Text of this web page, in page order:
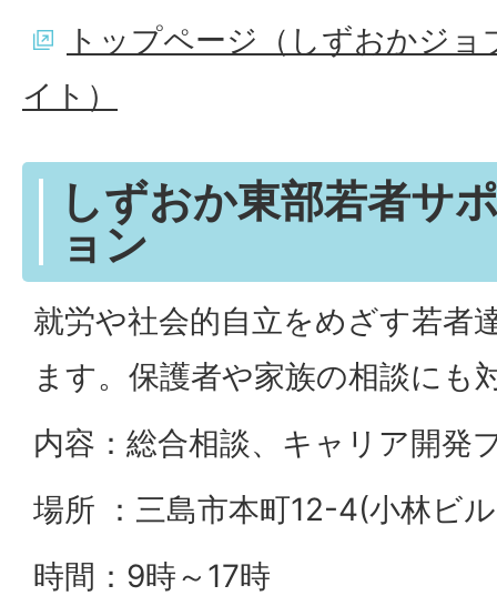
トップページ（しずおかジ
イト）
しずおか東部若者サ
ョン
就労や社会的自立をめざす若者
ます。保護者や家族の相談にも
内容：総合相談、キャリア開発
場所 ：三島市本町12-4(小林ビ
時間：9時～17時